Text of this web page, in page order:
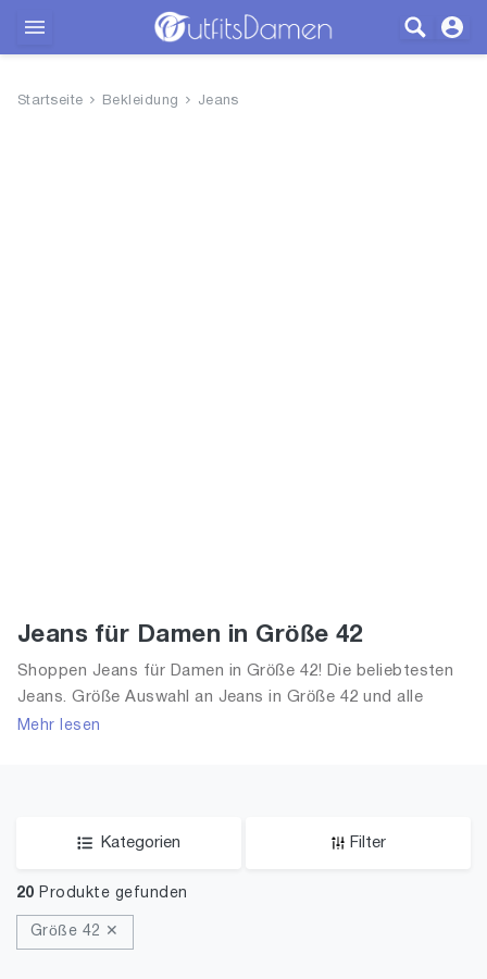
Startseite Bekleidung Jeans
Jeans für Damen in Größe 42
Shoppen Jeans für Damen in Größe 42! Die beliebtesten
Jeans. Größe Auswahl an Jeans in Größe 42 und alle
Trends aus 2026 für Frauen!
Mehr lesen
Kategorien Filter
20 Produkte gefunden
Größe 42 ✕